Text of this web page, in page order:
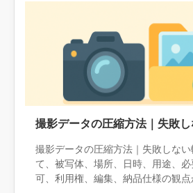
撮影データの圧縮方法｜失敗
撮影データの圧縮方法｜失敗しな
て、被写体、場所、日時、用途、
可、利用権、編集、納品仕様の観点